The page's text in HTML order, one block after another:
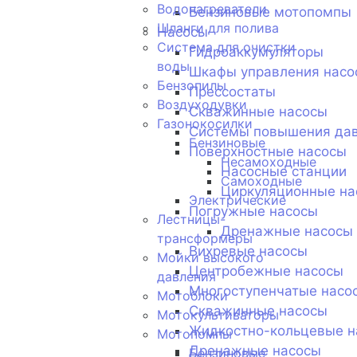
Бензиновые мотопомпы
Насосы
Гидроаккумуляторы
Шкафы управления
Прессостаты
Скважинные насосы
Системы повышения
Поверхностные насосы
Насосные станции
Циркуляционные
Погружные насосы
Дренажные насосы
Вихревые насосы
Центробежные насосы
Многоступенчатые
Скважинные насосы
Жидкостно-кольцевые
Дренажные насосы
Водонагреватели
Шланги для полива
Система для очистки
воды
Бензопилы
Воздуходувки
Газонокосилки
Бензиновые
Несамоходные
Самоходные
Электрические
Лестницы-
трансформеры
Мойки высокого
давления
Мотоблоки
Мотокультиваторы
Мотопомпы
Бензиновые